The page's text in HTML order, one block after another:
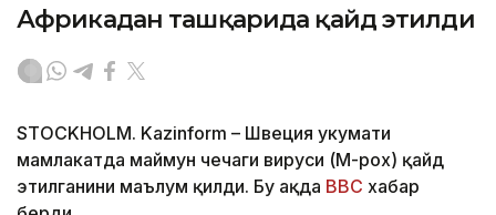
Африкадан ташқарида қайд этилди
STOCKHOLM. Kazinform – Швеция ҳукумати
мамлакатда маймун чечаги вируси (M-pox) қайд
этилганини маълум қилди. Бу ҳақда BBC хабар